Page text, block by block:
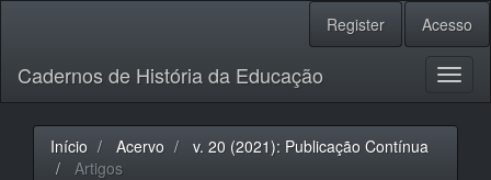
principal
Barra
Lateral
Register Acesso
Cadernos de História da Educação
Início Acervo
v. 20 (2021): Publicação Contínua
Artigos